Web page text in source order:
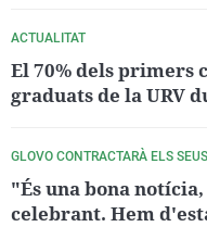
ACTUALITAT
El 70% dels primers
graduats de la URV
GLOVO CONTRACTARÀ ELS
"És una bona
celebrant. Hem